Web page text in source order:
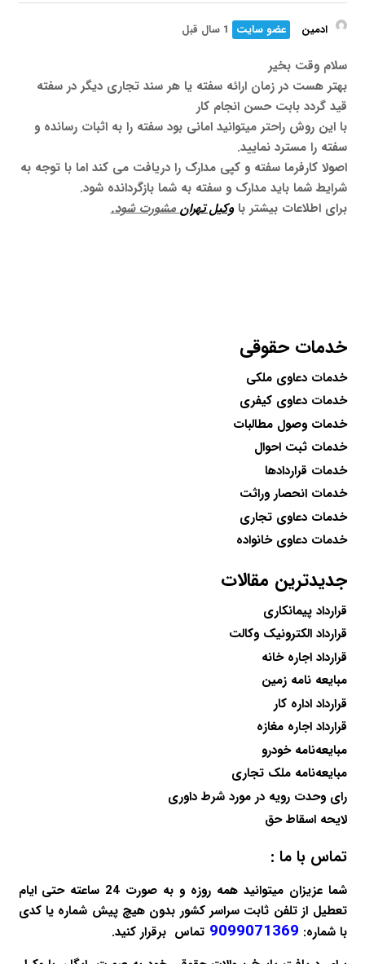
ادمین عضو سایت
سلام وقت بخیر
بهتر هست در زمان ارائه سفته یا هر سند تجاری دیگر در سفته
قید گردد بابت حسن انجام کار
با این روش راحتر میتوانید امانی بود سفته را به اثبات رسانده و
سفته را مسترد نمایید.
اصولا کارفرما سفته و کپی مدارک را دریافت می کند اما با توجه به
شرایط شما باید مدارک و سفته به شما بازگردانده شود.
برای اطلاعات بیشتر باوکیل تهرانمشورت شود.
خدمات حقوقی
خدمات دعاوی ملکی
خدمات دعاوی کیفری
خدمات وصول مطالبات
خدمات ثبت احوال
خدمات قراردادها
خدمات انحصار وراثت
خدمات دعاوی تجاری
خدمات دعاوی خانواده
جدیدترین مقالات
قرارداد پیمانکاری
قرارداد الکترونیک وکالت
قرارداد اجاره خانه
مبایعه نامه زمین
قرارداد اداره کار
قرارداد اجاره مغازه
مبایعه‌نامه خودرو
مبایعه‌نامه ملک تجاری
رای وحدت رویه در مورد شرط داوری
لایحه اسقاط حق
تماس با ما :
شما عزیزان میتوانید همه روزه و به صورت 24 ساعته حتی ایام
تعطیل از تلفن ثابت سراسر کشور بدون هیچ پیش شماره یا کدی
با شماره: 9099071369 تماس برقرار کنید.